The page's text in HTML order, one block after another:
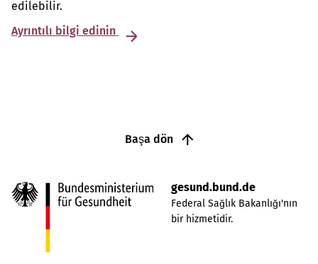
edilebilir.
Ayrıntılı bilgi edinin
Başa dön
gesund.bund.de
Federal Sağlık Bakanlığı'nın
bir hizmetidir.